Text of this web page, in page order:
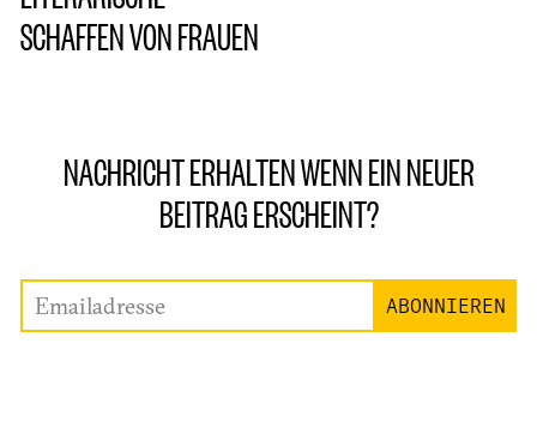
SCHAFFEN VON FRAUEN
NACHRICHT ERHALTEN WENN EIN NEUER
BEITRAG ERSCHEINT?
Emailadresse
ABONNIEREN